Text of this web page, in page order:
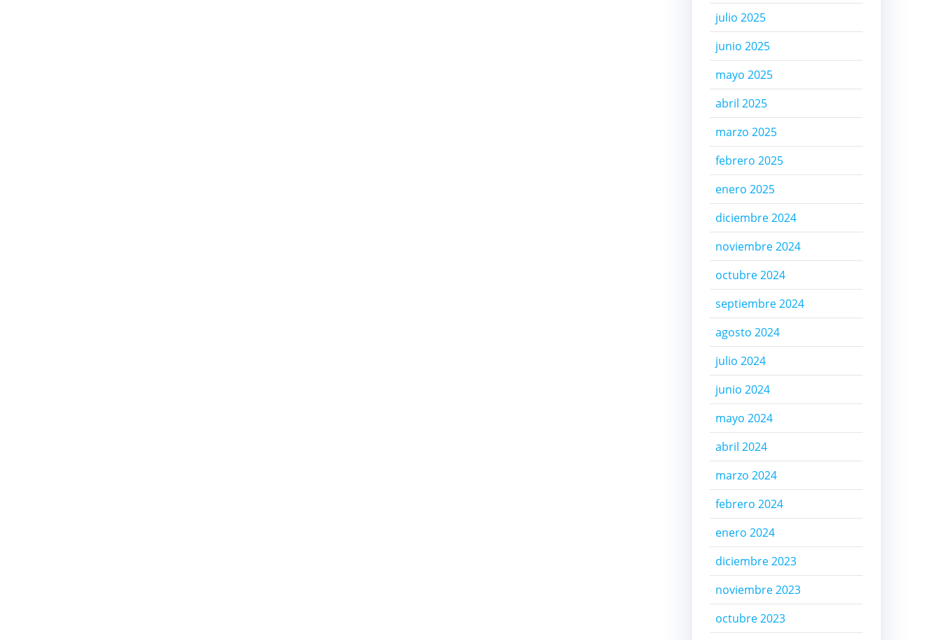
julio 2025
junio 2025
mayo 2025
abril 2025
marzo 2025
febrero 2025
enero 2025
diciembre 2024
noviembre 2024
octubre 2024
septiembre 2024
agosto 2024
julio 2024
junio 2024
mayo 2024
abril 2024
marzo 2024
febrero 2024
enero 2024
diciembre 2023
noviembre 2023
octubre 2023